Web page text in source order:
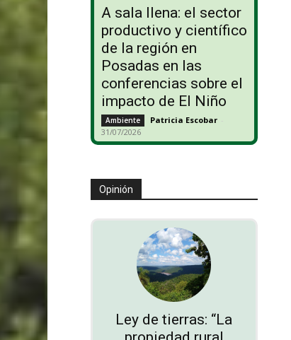
A sala llena: el sector
productivo y científico
de la región en
Posadas en las
conferencias sobre el
impacto de El Niño
Ambiente Patricia Escobar -
31/07/2026
Opinión
Ley de tierras: “La